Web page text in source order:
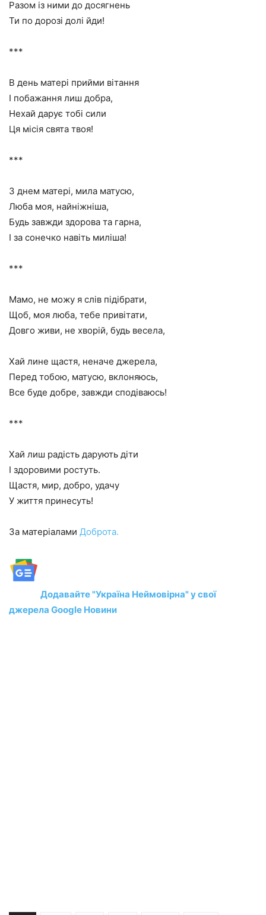
Разом із ними до досягнень
Ти по дорозі долі йди!
***
В день матері прийми вітання
І побажання лиш добра,
Нехай дарує тобі сили
Ця місія свята твоя!
***
З днем матері, мила матусю,
Люба моя, найніжніша,
Будь завжди здорова та гарна,
І за сонечко навіть миліша!
***
Мамо, не можу я слів підібрати,
Щоб, моя люба, тебе привітати,
Довго живи, не хворій, будь весела,
Хай лине щастя, неначе джерела,
Перед тобою, матусю, вклоняюсь,
Все буде добре, завжди сподіваюсь!
***
Хай лиш радість дарують діти
І здоровими ростуть.
Щастя, мир, добро, удачу
У життя принесуть!
За матеріалами Доброта.
Додавайте "Україна Неймовірна" у свої
джерела Google Новини